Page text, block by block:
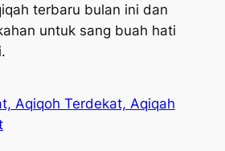
terbaru bulan ini dan
untuk sang buah hati
Aqiqoh Terdekat, Aqiqah